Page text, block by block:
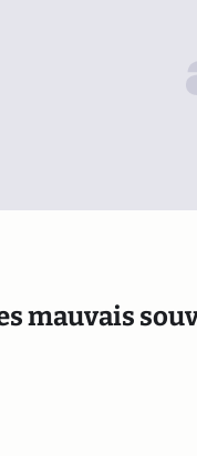
mauvais